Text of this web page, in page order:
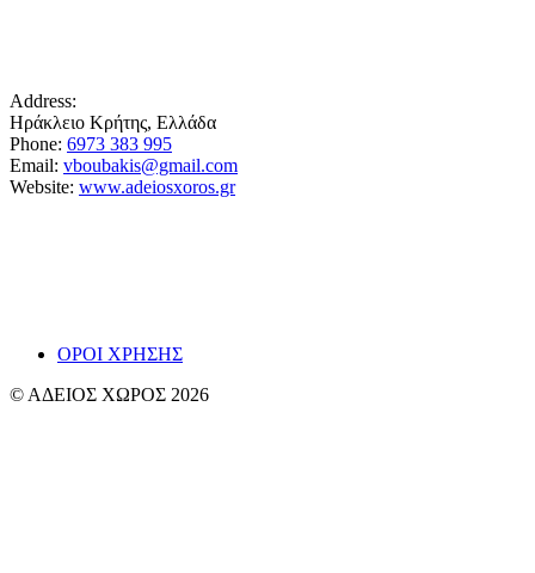
Address:
Ηράκλειο Κρήτης, Ελλάδα
Phone: 6973 383 995
Email: vboubakis@gmail.com
Website: www.adeiosxoros.gr
ΟΡΟΙ ΧΡΗΣΗΣ
© ΑΔΕΙΟΣ ΧΩΡΟΣ 2026